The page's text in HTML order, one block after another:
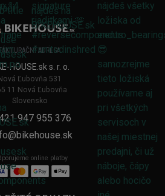
ADRESA
HOUSE.sk s. r. o.
Ľubovňa 531
11 Nová Ľubovňa
Slovensko
947 955 376
online platby